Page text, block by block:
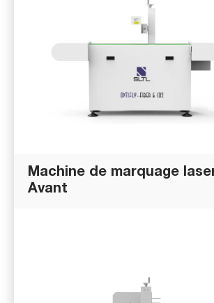
Machine de marquage
Avant